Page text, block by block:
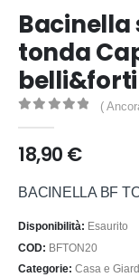
Bacinella
tonda
(
18,90 €
BACINELLA BF
Disponibilità: Esaurito
COD: BFTON20
Categorie: Casa e